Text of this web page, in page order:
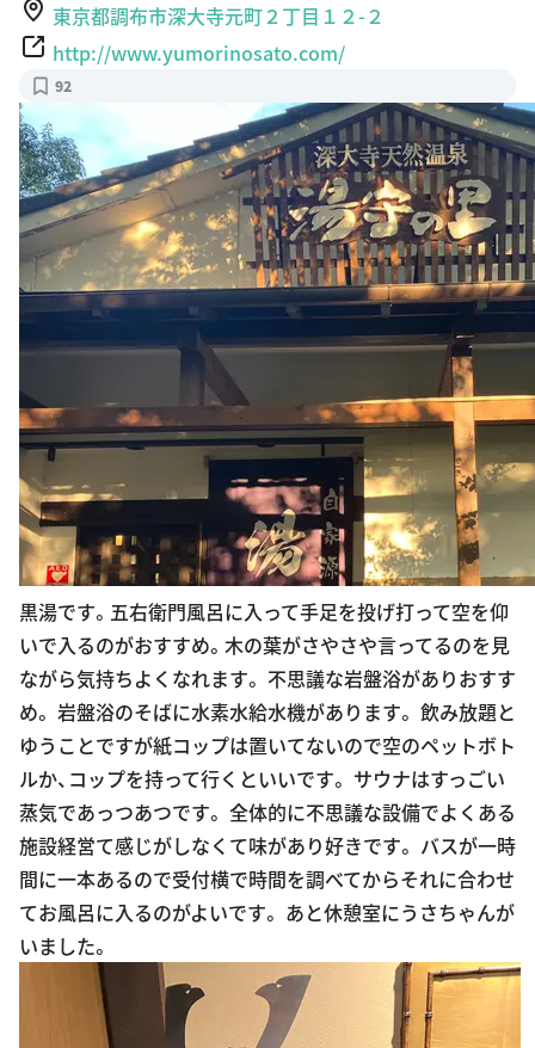
東京都調布市深大寺元町２丁目１２-２
http://www.yumorinosato.com/
92
黒湯です。五右衛門風呂に入って手足を投げ打って空を仰
いで入るのがおすすめ。木の葉がさやさや言ってるのを見
ながら気持ちよくなれます。 不思議な岩盤浴がありおすす
め。 岩盤浴のそばに水素水給水機があります。 飲み放題と
ゆうことですが紙コップは置いてないので空のペットボト
ルか、コップを持って行くといいです。 サウナはすっごい
蒸気であっつあつです。 全体的に不思議な設備でよくある
施設経営て感じがしなくて味があり好きです。 バスが一時
間に一本あるので受付横で時間を調べてからそれに合わせ
てお風呂に入るのがよいです。 あと休憩室にうさちゃんが
いました。